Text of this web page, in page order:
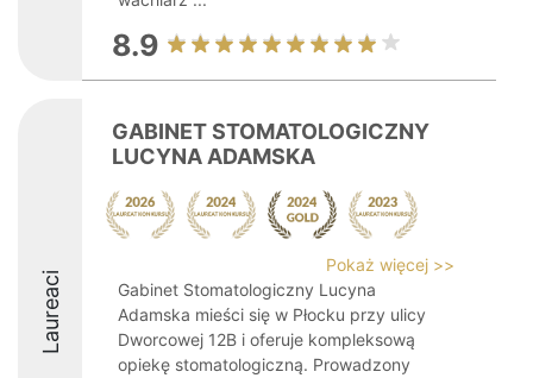
8.9
Laureaci
GABINET STOMATOLOGICZNY
LUCYNA ADAMSKA
Pokaż więcej >>
Gabinet Stomatologiczny Lucyna
Adamska mieści się w Płocku przy ulicy
Dworcowej 12B i oferuje kompleksową
opiekę stomatologiczną. Prowadzony